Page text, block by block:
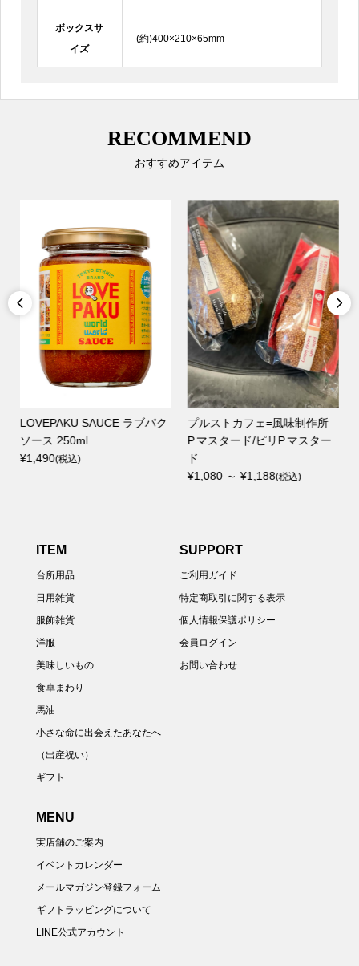
ボックスサ
イズ
(約)400×210×65mm
RECOMMEND
おすすめアイテム

aoアオギンガム肌着（all）
¥4,290(税込)
NIOCAN（ニオキャン）消
臭・除菌スプレー 第一工業
製薬 500mlボトル/1000ml...
¥1,870 ～ ¥3,300(税込)

ITEM
台所用品
日用雑貨
服飾雑貨
洋服
美味しいもの
食卓まわり
馬油
小さな命に出会えたあなたへ
（出産祝い）
ギフト
SUPPORT
ご利用ガイド
特定商取引に関する表示
個人情報保護ポリシー
会員ログイン
お問い合わせ
MENU
実店舗のご案内
イベントカレンダー
メールマガジン登録フォーム
ギフトラッピングについて
LINE公式アカウント